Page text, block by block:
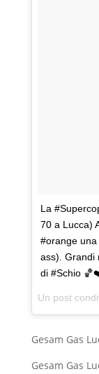
La
70 a Lucca)
#orange
ass). Grandi
di #Schio
Gesam Gas
Gesam Gas